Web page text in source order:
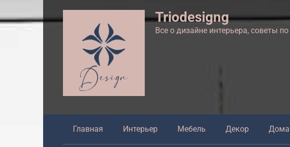
к
Triodesigng
Все о дизайне интерьера, советы
Главная Интерьер Мебель Декор Дома